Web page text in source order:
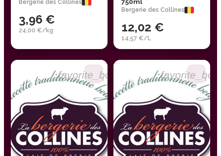
Bergerie des Collines
3,96 €
24,00 €/kg
Bergerie des Collines
12,02 €
14,57 €/L
favorite_border